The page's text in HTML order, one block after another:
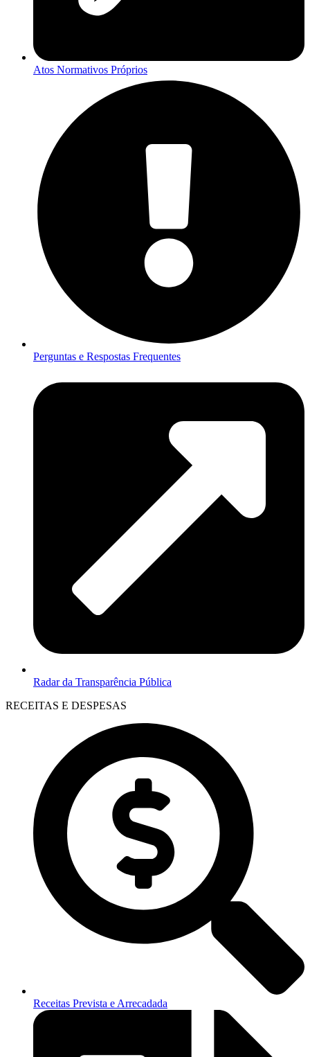
Atos Normativos Próprios
Perguntas e Respostas Frequentes
Radar da Transparência Pública
RECEITAS E DESPESAS
Receitas Prevista e Arrecadada